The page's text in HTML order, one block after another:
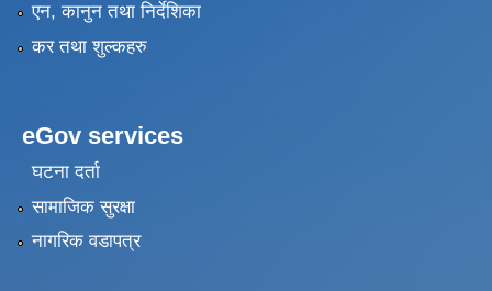
एन, कानुन तथा निर्देशिका
कर तथा शुल्कहरु
eGov services
घटना दर्ता
सामाजिक सुरक्षा
नागरिक वडापत्र